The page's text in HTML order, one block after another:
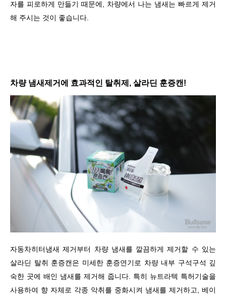
자를 피로하게 만들기 때문에, 차량에서 나는 냄새는 빠르게 제거
해 주시는 것이 좋습니다.
차량 냄새제거에 효과적인 탈취제, 살라딘 훈증캔!
자동차히터냄새 제거부터 차량 냄새를 깔끔하게 제거할 수 있는
살라딘 탈취 훈증캔은 미세한 훈증연기로 차량 내부 구석구석 깊
숙한 곳에 배인 냄새를 제거해 줍니다. 특히 뉴트라텍 특허기술을
사용하여 향 자체로 각종 악취를 중화시켜 냄새를 제거하고, 베이